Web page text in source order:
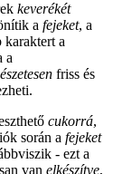
keverékét
a fejeket, a
karaktert a
a
friss és
cukorrá,
során a fejeket
- ezt a
van elkészítve,